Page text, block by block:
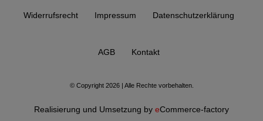
Widerrufs­recht Impressum Daten­schutz­erklärung
AGB Kontakt
© Copyright 2026 | Alle Rechte vorbehalten.
Realisierung und Umsetzung by eCommerce-factory